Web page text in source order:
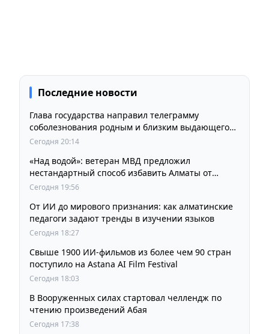
Последние новости
Глава государства направил телеграмму
соболезнования родным и близким выдающегося
кинорежиссера Ардака Амиркулова
Сегодня 20:14
«Над водой»: ветеран МВД предложил
нестандартный способ избавить Алматы от
пробок и смога
Сегодня 19:56
От ИИ до мирового признания: как алматинские
педагоги задают тренды в изучении языков
Сегодня 18:27
Свыше 1900 ИИ-фильмов из более чем 90 стран
поступило на Astana AI Film Festival
Сегодня 18:03
В Вооруженных силах стартовал челлендж по
чтению произведений Абая
Сегодня 17:38